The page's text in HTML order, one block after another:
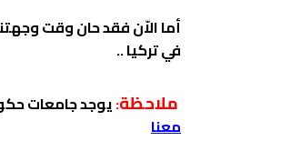
أما الاّن فقد حان وقت
في تركيا ..
ملاحظة:يوجد جامعات
معنا